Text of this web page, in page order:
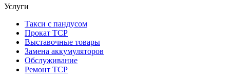
Услуги
Такси с пандусом
Прокат ТСР
Выставочные товары
Замена аккумуляторов
Обслуживание
Ремонт ТСР